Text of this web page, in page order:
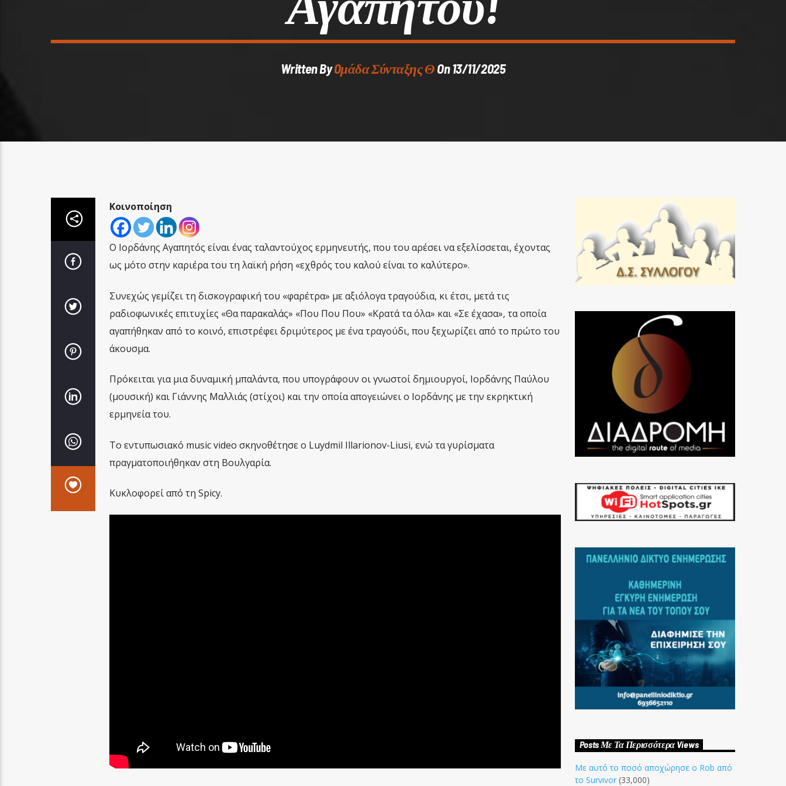
Written ByOμάδα Σύνταξης ΘOn 13/11/2025
Κοινοποίηση
Ο Ιορδάνης Αγαπητός είναι ένας ταλαντούχος ερμηνευτής, που του αρέσει να εξελίσσεται, έχοντας
ως μότο στην καριέρα του τη λαϊκή ρήση «εχθρός του καλού είναι το καλύτερο».
Συνεχώς γεμίζει τη δισκογραφική του «φαρέτρα» με αξιόλογα τραγούδια, κι έτσι, μετά τις
ραδιοφωνικές επιτυχίες «Θα παρακαλάς» «Που Που Που» «Κρατά τα όλα» και «Σε έχασα», τα οποία
αγαπήθηκαν από το κοινό, επιστρέφει δριμύτερος με ένα τραγούδι, που ξεχωρίζει από το πρώτο του
άκουσμα.
Πρόκειται για μια δυναμική μπαλάντα, που υπογράφουν οι γνωστοί δημιουργοί, Ιορδάνης Παύλου
(μουσική) και Γιάννης Μαλλιάς (στίχοι) και την οποία απογειώνει ο Ιορδάνης με την εκρηκτική
ερμηνεία του.
Το εντυπωσιακό music video σκηνοθέτησε ο Luydmil Illarionov-Liusi, ενώ τα γυρίσματα
πραγματοποιήθηκαν στη Βουλγαρία.
Κυκλοφορεί από τη Spicy.
Posts Με Τα Περισσότερα Views
Με αυτό το ποσό αποχώρησε ο Rob από
το Survivor (33,000)